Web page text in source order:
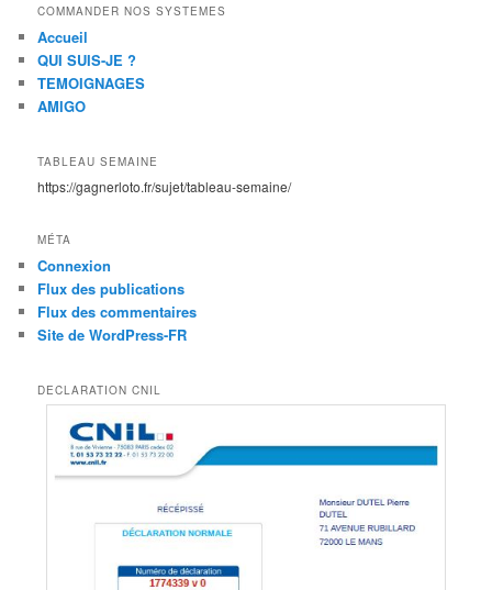
COMMANDER NOS SYSTEMES
Accueil
QUI SUIS-JE ?
TEMOIGNAGES
AMIGO
TABLEAU SEMAINE
https://gagnerloto.fr/sujet/tableau-semaine/
MÉTA
Connexion
Flux des publications
Flux des commentaires
Site de WordPress-FR
DECLARATION CNIL